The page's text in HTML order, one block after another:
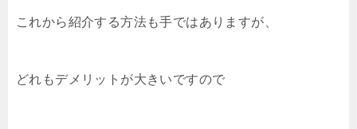
これから紹介する方法も手ではありますが、
どれもデメリットが大きいですので